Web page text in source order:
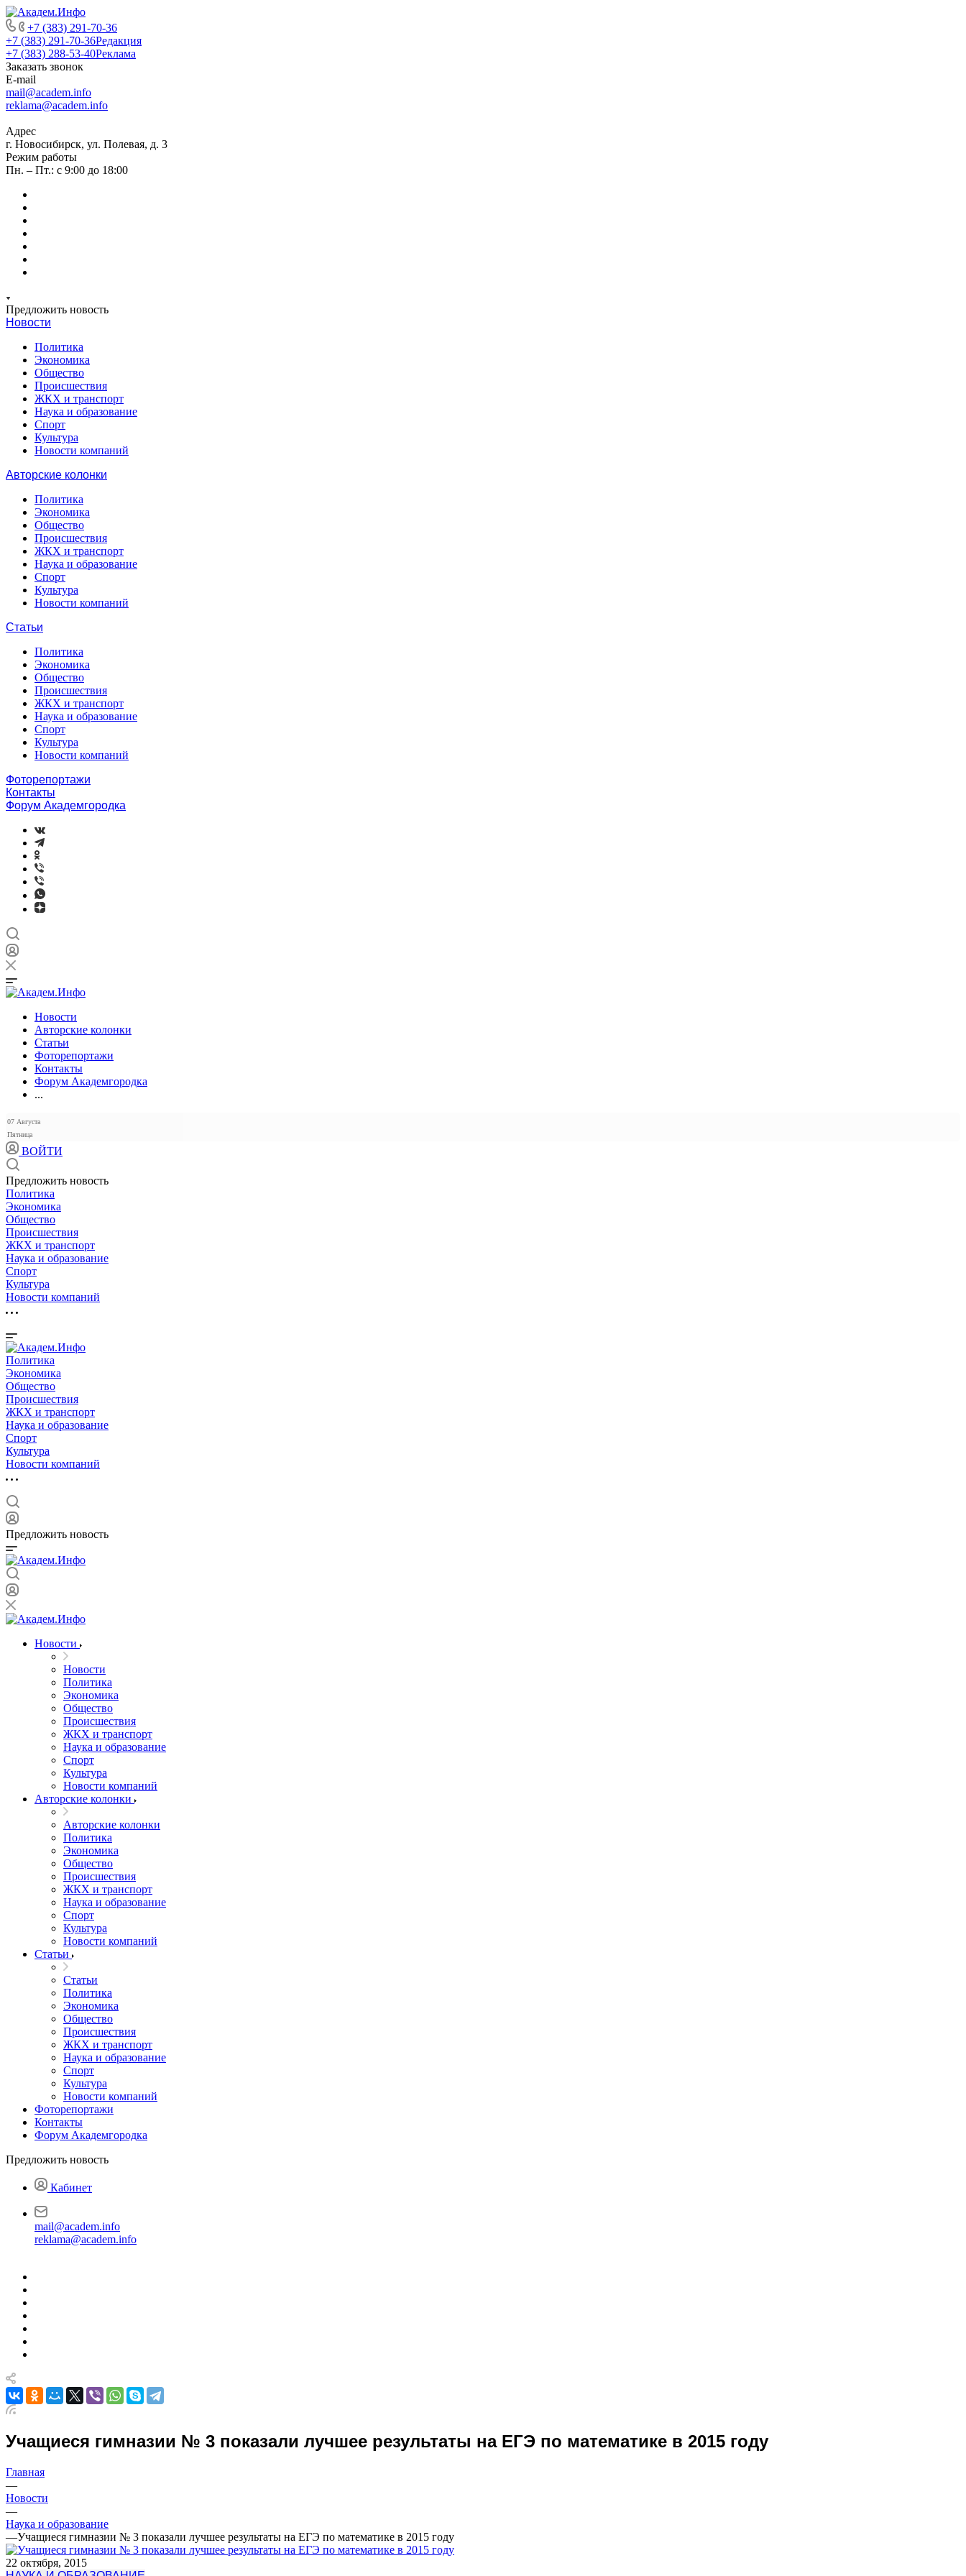
+7 (383) 291-70-36
+7 (383) 291-70-36Редакция
+7 (383) 288-53-40Реклама
Заказать звонок
E-mail
mail@academ.info
reklama@academ.info
Адрес
г. Новосибирск, ул. Полевая, д. 3
Режим работы
Пн. – Пт.: с 9:00 до 18:00
Предложить новость
Новости
Политика
Экономика
Общество
Происшествия
ЖКХ и транспорт
Наука и образование
Спорт
Культура
Новости компаний
Авторские колонки
Политика
Экономика
Общество
Происшествия
ЖКХ и транспорт
Наука и образование
Спорт
Культура
Новости компаний
Статьи
Политика
Экономика
Общество
Происшествия
ЖКХ и транспорт
Наука и образование
Спорт
Культура
Новости компаний
Фоторепортажи
Контакты
Форум Академгородка
Новости
Авторские колонки
Статьи
Фоторепортажи
Контакты
Форум Академгородка
...
07 Августа
Пятница
ВОЙТИ
Предложить новость
Политика
Экономика
Общество
Происшествия
ЖКХ и транспорт
Наука и образование
Спорт
Культура
Новости компаний
Политика
Экономика
Общество
Происшествия
ЖКХ и транспорт
Наука и образование
Спорт
Культура
Новости компаний
Предложить новость
Новости
Новости
Политика
Экономика
Общество
Происшествия
ЖКХ и транспорт
Наука и образование
Спорт
Культура
Новости компаний
Авторские колонки
Авторские колонки
Политика
Экономика
Общество
Происшествия
ЖКХ и транспорт
Наука и образование
Спорт
Культура
Новости компаний
Статьи
Статьи
Политика
Экономика
Общество
Происшествия
ЖКХ и транспорт
Наука и образование
Спорт
Культура
Новости компаний
Фоторепортажи
Контакты
Форум Академгородка
Предложить новость
Кабинет
mail@academ.info
reklama@academ.info
Учащиеся гимназии № 3 показали лучшее результаты на ЕГЭ по математике в 2015 году
Главная
—
Новости
—
Наука и образование
—Учащиеся гимназии № 3 показали лучшее результаты на ЕГЭ по математике в 2015 году
22 октября, 2015